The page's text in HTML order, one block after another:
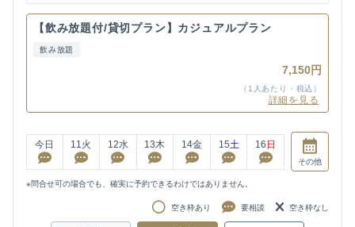
【飲み放題付/貸切プラン】カジュアルプラン
飲み放題
7,150円
（1人あたり・税込）
詳細を見る
今日 11火 12水 13木 14金 15土 16 日
その他
※問合せ可の場合でも、確実に予約できるわけではありません。
空き枠あり 要相談 空き枠なし